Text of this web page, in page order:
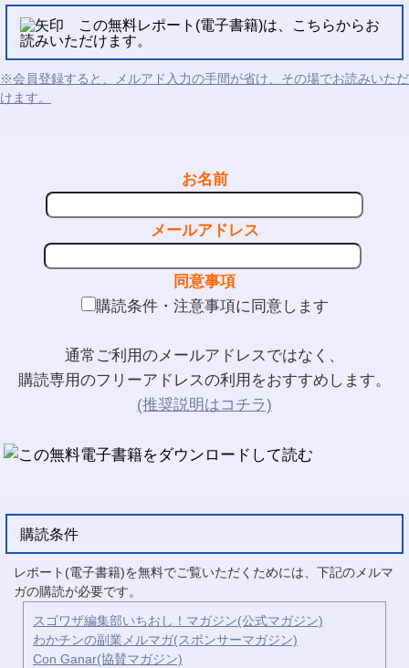
この無料レポート(電子書籍)は、こちらからお
読みいただけます。
※会員登録すると、メルアド入力の手間が省け、その場でお読みいただ
けます。
お名前
メールアドレス
同意事項
購読条件・注意事項に同意します
通常ご利用のメールアドレスではなく、
購読専用のフリーアドレスの利用をおすすめします。
(推奨説明はコチラ)
購読条件
レポート(電子書籍)を無料でご覧いただくためには、下記のメルマ
ガの購読が必要です。
スゴワザ編集部いちおし！マガジン(公式マガジン)
わかチンの副業メルマガ(スポンサーマガジン)
Con Ganar(協賛マガジン)